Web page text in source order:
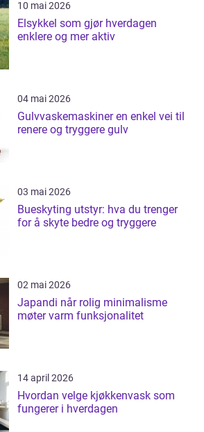
10 mai 2026
Elsykkel som gjør hverdagen
enklere og mer aktiv
04 mai 2026
Gulvvaskemaskiner en enkel vei til
renere og tryggere gulv
03 mai 2026
Bueskyting utstyr: hva du trenger
for å skyte bedre og tryggere
02 mai 2026
Japandi når rolig minimalisme
møter varm funksjonalitet
14 april 2026
Hvordan velge kjøkkenvask som
fungerer i hverdagen